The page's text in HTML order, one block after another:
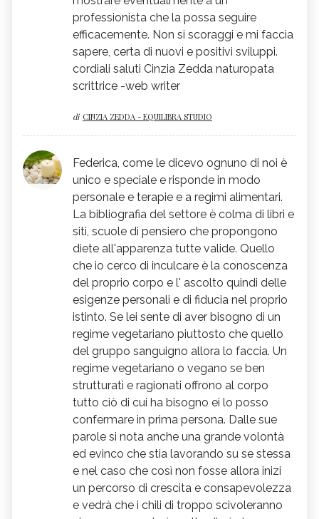
professionista che la possa seguire
efficacemente. Non si scoraggi e mi faccia
sapere, certa di nuovi e positivi sviluppi.
cordiali saluti Cinzia Zedda naturopata
scrittrice -web writer
di CINZIA ZEDDA - EQUILIBRA STUDIO
Federica, come le dicevo ognuno di noi è
unico e speciale e risponde in modo
personale e terapie e a regimi alimentari.
La bibliografia del settore è colma di libri e
siti, scuole di pensiero che propongono
diete all'apparenza tutte valide. Quello
che io cerco di inculcare è la conoscenza
del proprio corpo e l' ascolto quindi delle
esigenze personali e di fiducia nel proprio
istinto. Se lei sente di aver bisogno di un
regime vegetariano piuttosto che quello
del gruppo sanguigno allora lo faccia. Un
regime vegetariano o vegano se ben
strutturati e ragionati offrono al corpo
tutto ciò di cui ha bisogno ei lo posso
confermare in prima persona. Dalle sue
parole si nota anche una grande volontà
ed evinco che stia lavorando su se stessa
e nel caso che così non fosse allora inizi
un percorso di crescita e consapevolezza
e vedrà che i chili di troppo scivoleranno